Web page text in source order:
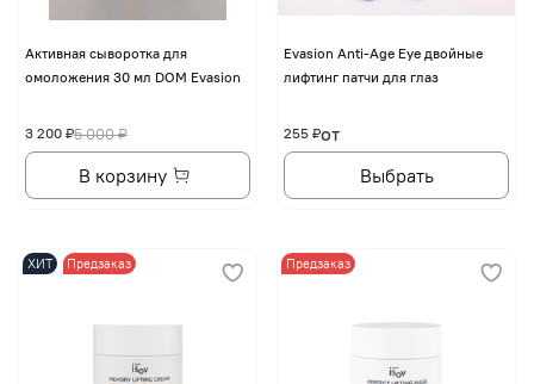
Активная сыворотка для
омоложения 30 мл DOM Evasion
5 000 ₽
3 200 ₽
В корзину
Evasion Anti-Age Eye двойные
лифтинг патчи для глаз
от
255 ₽
Выбрать
ХИТ Предзаказ Предзаказ